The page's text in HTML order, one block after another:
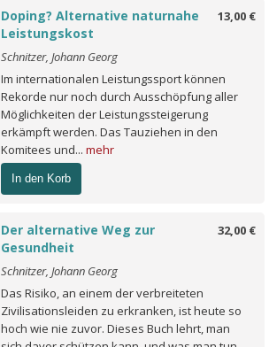
13,00 €
Doping? Alternative naturnahe
Leistungskost
Schnitzer, Johann Georg
Im internationalen Leistungssport können
Rekorde nur noch durch Ausschöpfung aller
Möglichkeiten der Leistungssteigerung
erkämpft werden. Das Tauziehen in den
Komitees und... mehr
In den Korb
32,00 €
Der alternative Weg zur
Gesundheit
Schnitzer, Johann Georg
Das Risiko, an einem der verbreiteten
Zivilisationsleiden zu erkranken, ist heute so
hoch wie nie zuvor. Dieses Buch lehrt, man